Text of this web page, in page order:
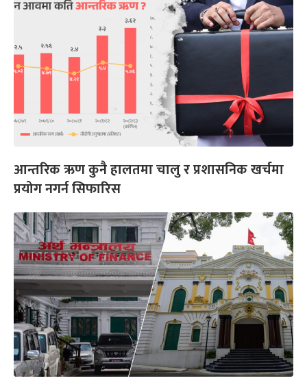
आन्तरिक ऋण कुनै हालतमा चालु र प्रशासनिक खर्चमा
प्रयोग नगर्न सिफारिस